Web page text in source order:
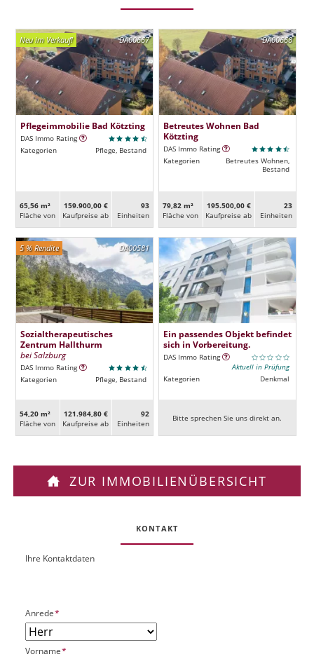
DA00667
Neu im Verkauf!
Pflegeimmobilie Bad Kötzting
DAS Immo Rating
Kategorien
Pflege, Bestand
65,56 m²
Fläche von
159.900,00 €
Kaufpreise ab
93
Ein­heiten
DA00668
Betreutes Wohnen Bad
Kötzting
DAS Immo Rating
Kategorien
Betreutes Wohnen,
Bestand
79,82 m²
Fläche von
195.500,00 €
Kaufpreise ab
23
Ein­heiten
DA00581
5 % Rendite
Sozialtherapeutisches
Zentrum Hallthurm
bei Salzburg
DAS Immo Rating
Kategorien
Pflege, Bestand
54,20 m²
Fläche von
121.984,80 €
Kaufpreise ab
92
Ein­heiten
Ein passendes Objekt befindet
sich in Vorbereitung.
DAS Immo Rating
Aktuell in Prüfung
Kategorien
Denkmal
Bitte sprechen Sie uns direkt an.
ZUR IMMOBILIENÜBERSICHT
KONTAKT
O
k
P
UIhre Kontaktdaten
P
f
l
i
Anrede*
P
Vorname*